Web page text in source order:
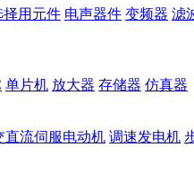
择用元件 电声器件 变频器 滤
单片机 放大器 存储器 仿真器
直流伺服电动机 调速发电机